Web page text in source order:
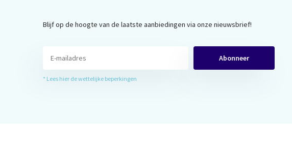
Blijf op de hoogte van de laatste aanbiedingen via onze nieuwsbrief!
Abonneer
* Lees hier de wettelijke beperkingen